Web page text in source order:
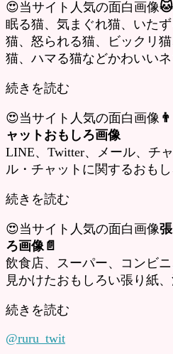
😍当サイト人気の面白画像
眠る猫、気まぐれ猫、いた
猫、怒られる猫、ビックリ
猫、ハマる猫などかわいい
続きを読む
😍当サイト人気の面白画像
ャットおもしろ画像
LINE、Twitter、メール、チ
ル・チャットに関するおもし
続きを読む
😍当サイト人気の面白画像
ろ画像📄
飲食店、スーパー、コンビ
見かけたおもしろい張り紙
続きを読む
@ruru_twit